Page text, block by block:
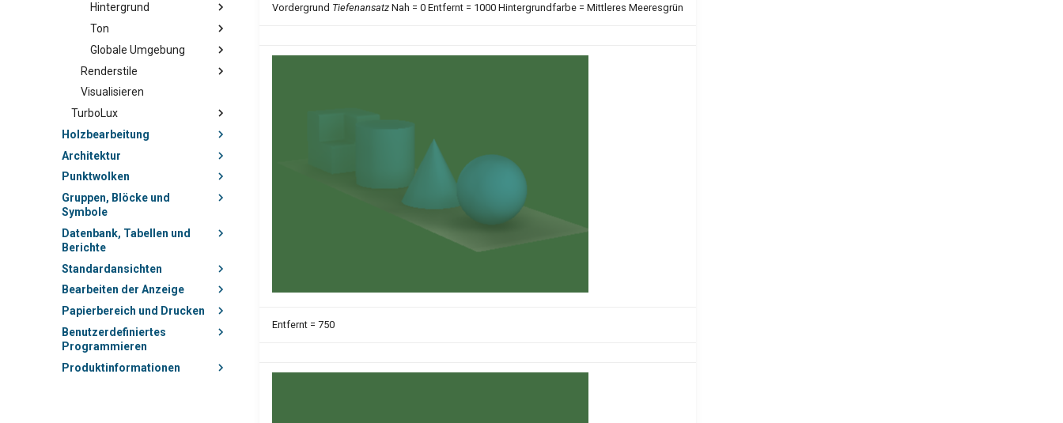
Hintergrund
Ton
Globale Umgebung
Renderstile
Visualisieren
TurboLux
Holzbearbeitung
Architektur
Punktwolken
Gruppen, Blöcke und
Symbole
Datenbank, Tabellen und
Berichte
Standardansichten
Bearbeiten der Anzeige
Papierbereich und Drucken
Benutzerdefiniertes
Programmieren
Produktinformationen
Vordergrund Tiefenansatz Nah = 0 Entfernt = 1000 Hintergrundfarbe = Mittleres Meeresgrün
Entfernt = 750